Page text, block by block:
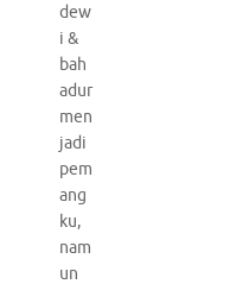
dew
i &
bah
adur
men
jadi
pem
ang
ku,
nam
un